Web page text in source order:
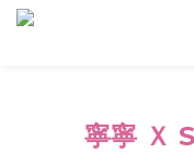
寧寧 Ｘ